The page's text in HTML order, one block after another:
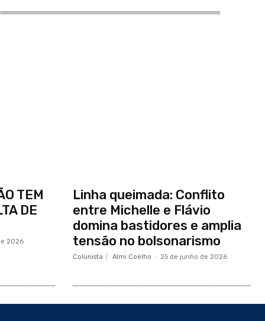
TEM
DE
2026
Linha queimada: Conflito
entre Michelle e Flávio
domina bastidores e amplia
tensão no bolsonarismo
Colunista Almi Coelho - 25 de junho de 2026